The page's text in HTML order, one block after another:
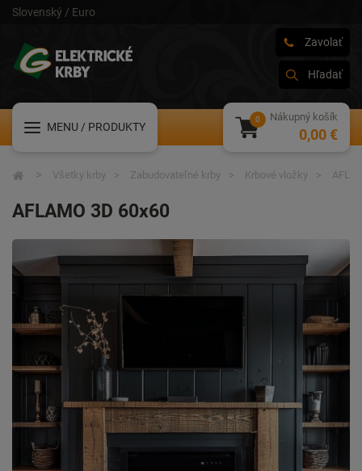
Slovenský / Euro
Zavolať
Hľadať
MENU / PRODUKTY
Nákupný košík
0,00 €
AFLAMO 3D 60x60
Všetky krby Zabudovateľné krby Krbové vložky